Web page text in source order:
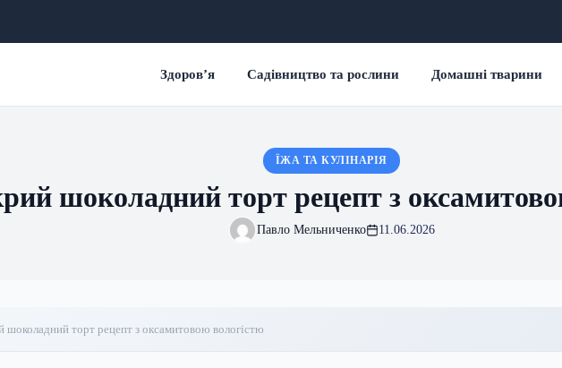
Здоров’я Садівництво та рослини Домашні тварини
ЇЖА ТА КУЛІНАРІЯ
шоколадний торт рецепт з
Павло Мельниченко 11.06.2026
шоколадний торт рецепт з оксамитовою вологістю